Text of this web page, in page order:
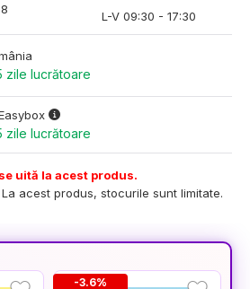
L-V 09:30 - 17:30
zile lucrătoare
zile lucrătoare
uită la acest produs.
acest produs, stocurile sunt limitate.
-3.6%